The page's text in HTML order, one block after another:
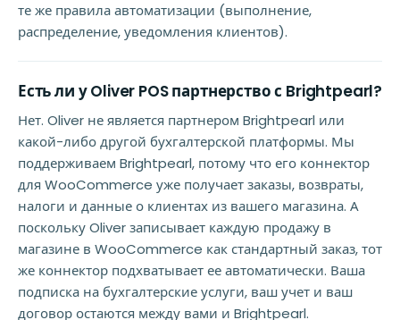
те же правила автоматизации (выполнение,
распределение, уведомления клиентов).
Есть ли у Oliver POS партнерство с Brightpearl?
Нет. Oliver не является партнером Brightpearl или
какой-либо другой бухгалтерской платформы. Мы
поддерживаем Brightpearl, потому что его коннектор
для WooCommerce уже получает заказы, возвраты,
налоги и данные о клиентах из вашего магазина. А
поскольку Oliver записывает каждую продажу в
магазине в WooCommerce как стандартный заказ, тот
же коннектор подхватывает ее автоматически. Ваша
подписка на бухгалтерские услуги, ваш учет и ваш
договор остаются между вами и Brightpearl.